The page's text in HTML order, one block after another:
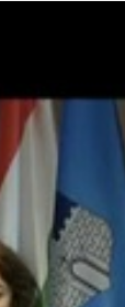
program
elnöke
és a